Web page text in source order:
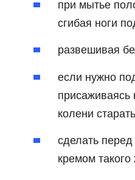
при мытье
сгибая ноги
развешивая
если нужно
присаживаясь
колени
сделать
кремом такого